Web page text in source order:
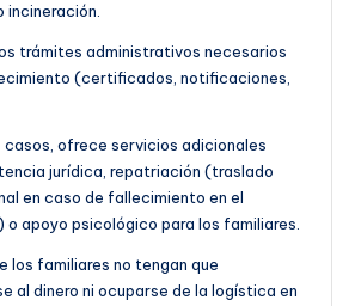
incineración.
trámites administrativos necesarios
(certificados, notificaciones,
casos, ofrece servicios adicionales
jurídica, repatriación (traslado
en caso de fallecimiento en el
o apoyo psicológico para los familiares.
los familiares no tengan que
al dinero ni ocuparse de la logística en